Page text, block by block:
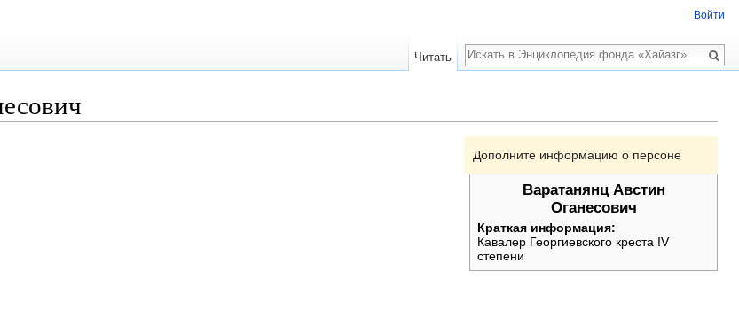
Дополните информацию о персоне
Варатанянц Австин
Оганесович
Краткая информация:
Кавалер Георгиевского креста IV
степени
Войти
Читать
Поиск